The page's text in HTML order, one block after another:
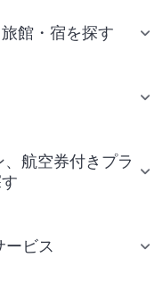
館・宿を探す
航空券付きプラ
ービス